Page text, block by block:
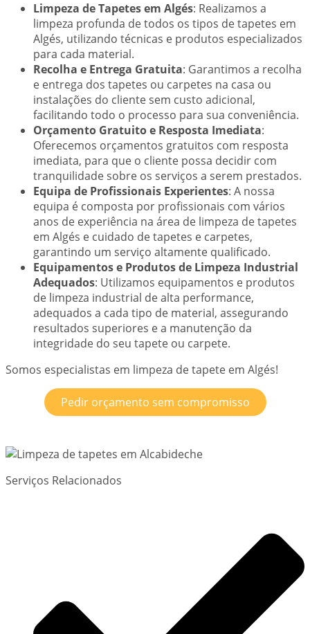
Limpeza de Tapetes em Algés: Realizamos a
limpeza profunda de todos os tipos de tapetes em
Algés, utilizando técnicas e produtos especializados
para cada material.
Recolha e Entrega Gratuita: Garantimos a recolha
e entrega dos tapetes ou carpetes na casa ou
instalações do cliente sem custo adicional,
facilitando todo o processo para sua conveniência.
Orçamento Gratuito e Resposta Imediata:
Oferecemos orçamentos gratuitos com resposta
imediata, para que o cliente possa decidir com
tranquilidade sobre os serviços a serem prestados.
Equipa de Profissionais Experientes: A nossa
equipa é composta por profissionais com vários
anos de experiência na área de limpeza de tapetes
em Algés e cuidado de tapetes e carpetes,
garantindo um serviço altamente qualificado.
Equipamentos e Produtos de Limpeza Industrial
Adequados: Utilizamos equipamentos e produtos
de limpeza industrial de alta performance,
adequados a cada tipo de material, assegurando
resultados superiores e a manutenção da
integridade do seu tapete ou carpete.
Somos especialistas em limpeza de tapete em Algés!
Pedir orçamento sem compromisso
Serviços Relacionados